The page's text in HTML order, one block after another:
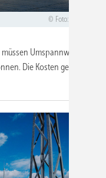
Foto: BBWind
Umspannwerke
Die Kosten gehen in